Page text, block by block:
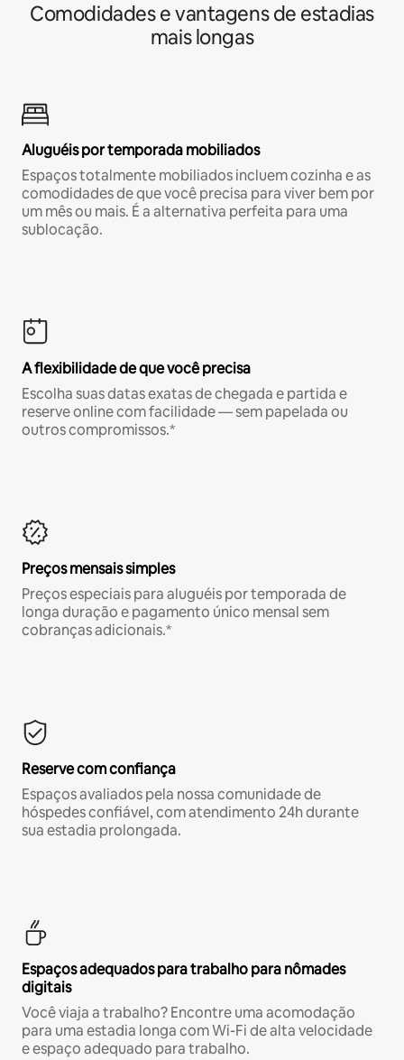
Comodidades e vantagens de estadias
mais longas
Aluguéis por temporada mobiliados
Espaços totalmente mobiliados incluem cozinha e as
comodidades de que você precisa para viver bem por
um mês ou mais. É a alternativa perfeita para uma
sublocação.
A flexibilidade de que você precisa
Escolha suas datas exatas de chegada e partida e
reserve online com facilidade — sem papelada ou
outros compromissos.*
Preços mensais simples
Preços especiais para aluguéis por temporada de
longa duração e pagamento único mensal sem
cobranças adicionais.*
Reserve com confiança
Espaços avaliados pela nossa comunidade de
hóspedes confiável, com atendimento 24h durante
sua estadia prolongada.
Espaços adequados para trabalho para nômades
digitais
Você viaja a trabalho? Encontre uma acomodação
para uma estadia longa com Wi-Fi de alta velocidade
e espaço adequado para trabalho.